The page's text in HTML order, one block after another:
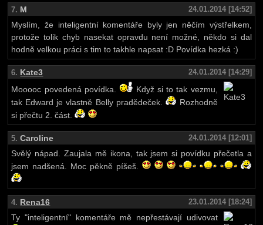
7. M
24.01.2014 [14:52]
Myslím, že inteligentní komentáře byly jen něčím výstřelkem,
protože tolik chyb nasekat opravdu není možné, někdo si dal
hodně velkou práci s tim to takhle napsat :D Povídka hezká :)
6. Kate3
24.01.2014 [14:29]
Mooooc povedená povídka.
Když si to tak vezmu,
tak Edward je vlastně Belly pradědeček.
Rozhodně
si přečtu 2. část.
5. Caroline
24.01.2014 [12:01]
Svělý nápad. Zaujala mě ikona, tak jsem si povídku přečetla a
jsem nadšená. Moc pěkně píšeš.
4. Rena16
23.01.2014 [18:24]
Ty "inteligentní" komentáře mě nepřestávají udivovat